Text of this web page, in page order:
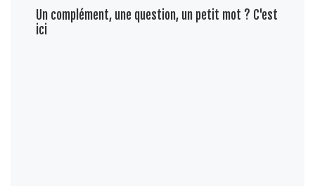
Un complément, une question, un petit mot ? C'est
ici